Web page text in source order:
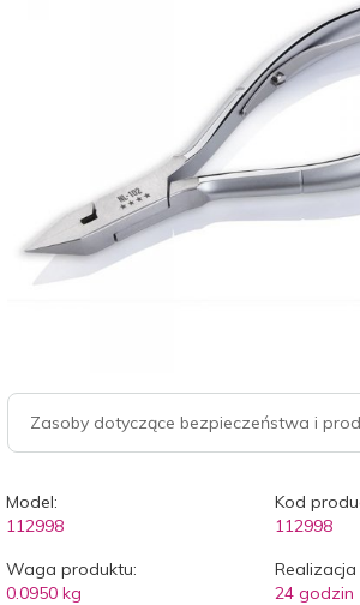
Zasoby dotyczące bezpieczeństwa i
Model:
112998
Kod
112998
Waga produktu:
0.0950 kg
24 godzin